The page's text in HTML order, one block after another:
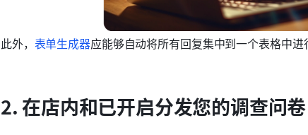
此外， 表单生成器应能够自动将所有回复集中到一个表格中进
2. 在店内和已开启分发您的调查问卷